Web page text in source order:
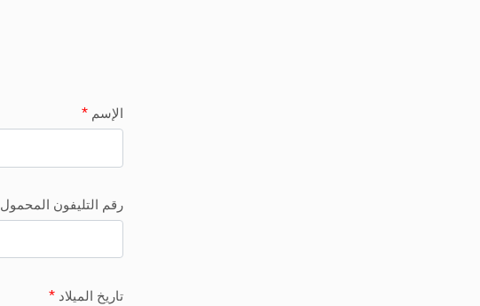
الإسم *
رقم التليفون المحمول
تاريخ الميلاد *